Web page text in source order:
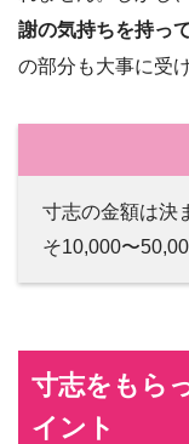
謝の気持ちを持っ
の部分も大事に受
寸志の金額は決
そ10,000〜
寸志をもら
イント